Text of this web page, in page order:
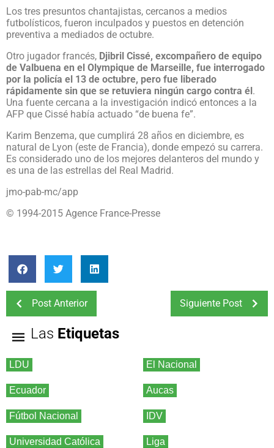
Los tres presuntos chantajistas, cercanos a medios
futbolísticos, fueron inculpados y puestos en detención
preventiva a mediados de octubre.
Otro jugador francés, Djibril Cissé, excompañero de equipo
de Valbuena en el Olympique de Marseille, fue interrogado
por la policía el 13 de octubre, pero fue liberado
rápidamente sin que se retuviera ningún cargo contra él.
Una fuente cercana a la investigación indicó entonces a la
AFP que Cissé había actuado “de buena fe”.
Karim Benzema, que cumplirá 28 años en diciembre, es
natural de Lyon (este de Francia), donde empezó su carrera.
Es considerado uno de los mejores delanteros del mundo y
es una de las estrellas del Real Madrid.
jmo-pab-mc/app
© 1994-2015 Agence France-Presse
Post Anterior Siguiente Post
Las Etiquetas
LDU El Nacional
Ecuador Aucas
Fútbol Nacional IDV
Universidad Católica Liga